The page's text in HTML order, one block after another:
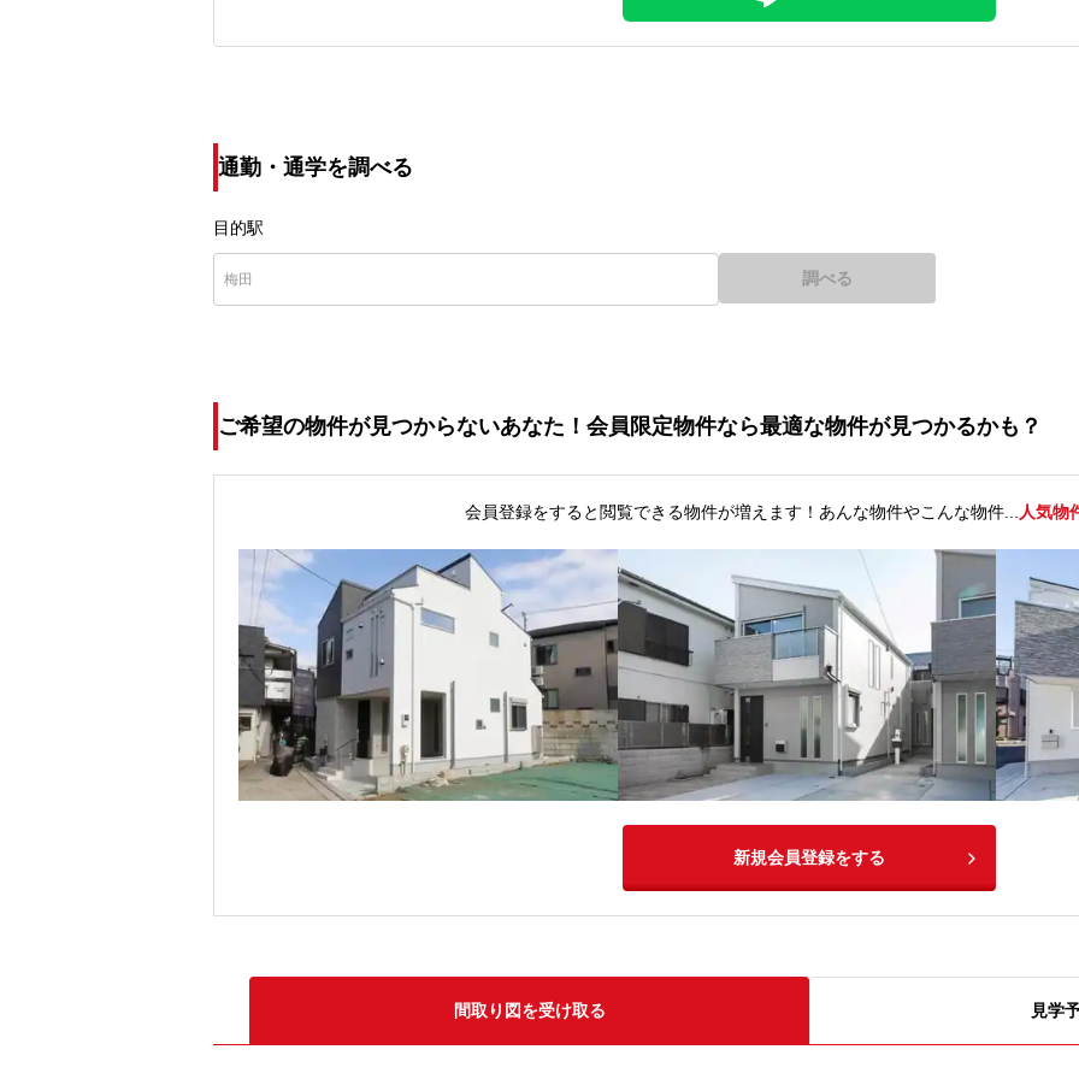
通勤・通学を調べる
目的駅
調べる
ご希望の物件が見つからないあなた！会員限定物件なら最適な物件が見つかるかも？
会員登録をすると閲覧できる物件が増えます！あんな物件やこんな物件...人気物
新規会員登録をする
間取り図を受け取る 見学